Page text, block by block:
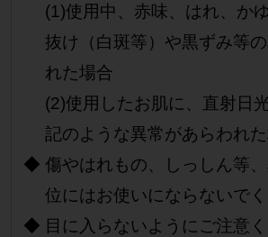
(1)使用中、赤味、はれ、か
抜け（白斑等）や黒ずみ等
れた場合
(2)使用したお肌に、直射日
記のような異常があらわれ
傷やはれもの、しっしん等
位にはお使いにならないでく
目に入らないようにご注意